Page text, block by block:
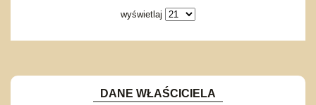
wyświetlaj
DANE WŁAŚCICIELA